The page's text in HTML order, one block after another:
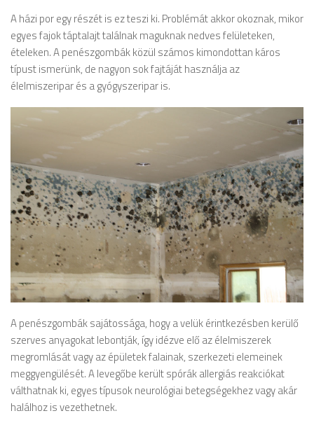
A házi por egy részét is ez teszi ki. Problémát akkor okoznak, mikor
egyes fajok táptalajt találnak maguknak nedves felületeken,
ételeken. A penészgombák közül számos kimondottan káros
típust ismerünk, de nagyon sok fajtáját használja az
élelmiszeripar és a gyógyszeripar is.
A penészgombák sajátossága, hogy a velük érintkezésben kerülő
szerves anyagokat lebontják, így idézve elő az élelmiszerek
megromlását vagy az épületek falainak, szerkezeti elemeinek
meggyengülését. A levegőbe került spórák allergiás reakciókat
válthatnak ki, egyes típusok neurológiai betegségekhez vagy akár
halálhoz is vezethetnek.